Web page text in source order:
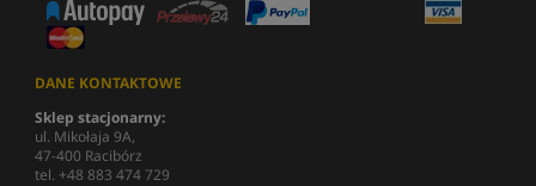
DANE KONTAKTOWE
Sklep stacjonarny:
ul. Mikołaja 9A,
47-400 Racibórz
tel. +48 883 474 729